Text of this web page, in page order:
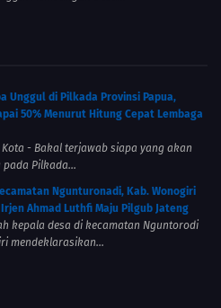
Unggul di Pilkada Provinsi Papua,
50% Menurut Hitung Cepat Lembaga
- Bakal terjawab siapa yang akan
pada Pilkada...
Ngunturonadi, Kab. Wonogiri
Ahmad Luthfi Maju Pilgub Jateng
kepala desa di kecamatan Nguntorodi
mendeklarasikan...